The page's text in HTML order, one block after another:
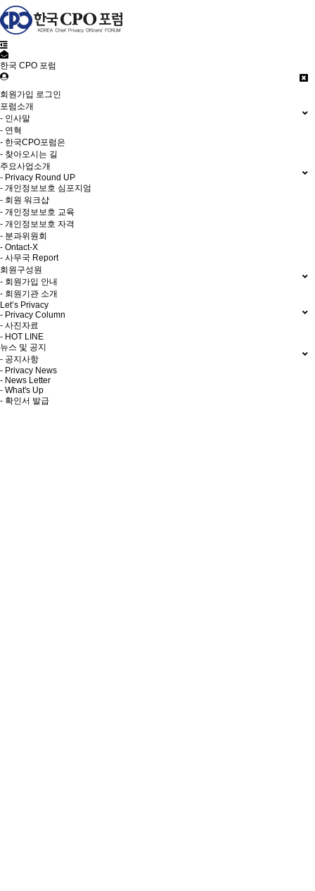
한국 CPO 포럼
회원가입 로그인
포럼소개
- 인사말
- 연혁
- 한국CPO포럼은
- 찾아오시는 길
주요사업소개
- Privacy Round UP
- 개인정보보호 심포지엄
- 회원 워크샵
- 개인정보보호 교육
- 개인정보보호 자격
- 분과위원회
- Ontact-X
- 사무국 Report
회원구성원
- 회원가입 안내
- 회원기관 소개
Let’s Privacy
- Privacy Column
- 사진자료
- HOT LINE
뉴스 및 공지
- 공지사항
- Privacy News
- News Letter
- What's Up
- 확인서 발급